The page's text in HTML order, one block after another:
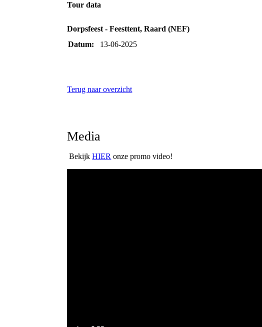
Tour data
Dorpsfeest - Feesttent, Raard (NEF)
Datum:
13-06-2025
Terug naar overzicht
Media
BekijkHIER onze promo video!